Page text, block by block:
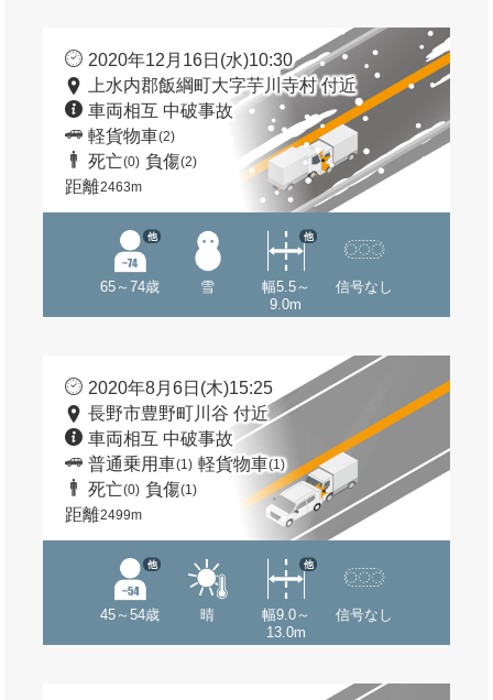
2020年12月16日(水)10:30
上水内郡飯綱町大字芋川寺村 付近
車両相互 中破事故
軽貨物車(2)
死亡(0) 負傷(2)
距離2463m
65～74歳
他
雪
幅5.5～
9.0m
他
信号なし
2020年8月6日(木)15:25
長野市豊野町川谷 付近
車両相互 中破事故
普通乗用車(1) 軽貨物車(1)
死亡(0) 負傷(1)
距離2499m
45～54歳
他
晴
幅9.0～
13.0m
他
信号なし